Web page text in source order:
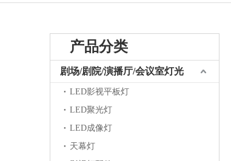
产品分类
剧场/剧院/演播厅/会议室灯光
LED影视平板灯
LED聚光灯
LED成像灯
天幕灯